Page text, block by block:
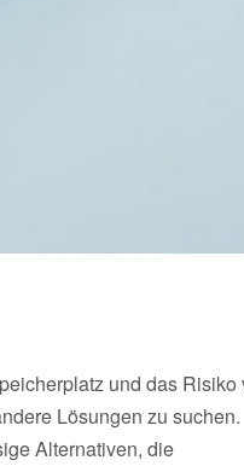
und das Risiko
Lösungen zu suchen.
Alternativen, die